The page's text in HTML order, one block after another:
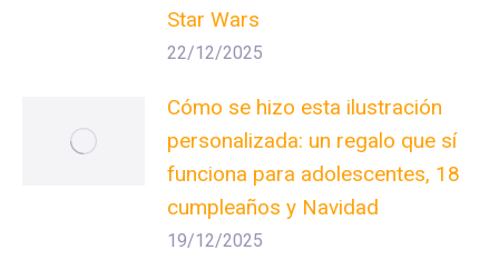
Star Wars
22/12/2025
Cómo se hizo esta ilustración
personalizada: un regalo que sí
funciona para adolescentes, 18
cumpleaños y Navidad
19/12/2025